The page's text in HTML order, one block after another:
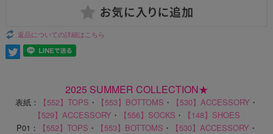
返品についての詳細はこちら
2025 SUMMER COLLECTION★
表紙： 【552】TOPS ・ 【553】BOTTOMS ・ 【530】ACCESSORY ・
【529】ACCESSORY ・ 【556】SOCKS ・
【148】SHOES
P01：
【552】TOPS ・ 【553】BOTTOMS ・ 【530】ACCESSORY ・